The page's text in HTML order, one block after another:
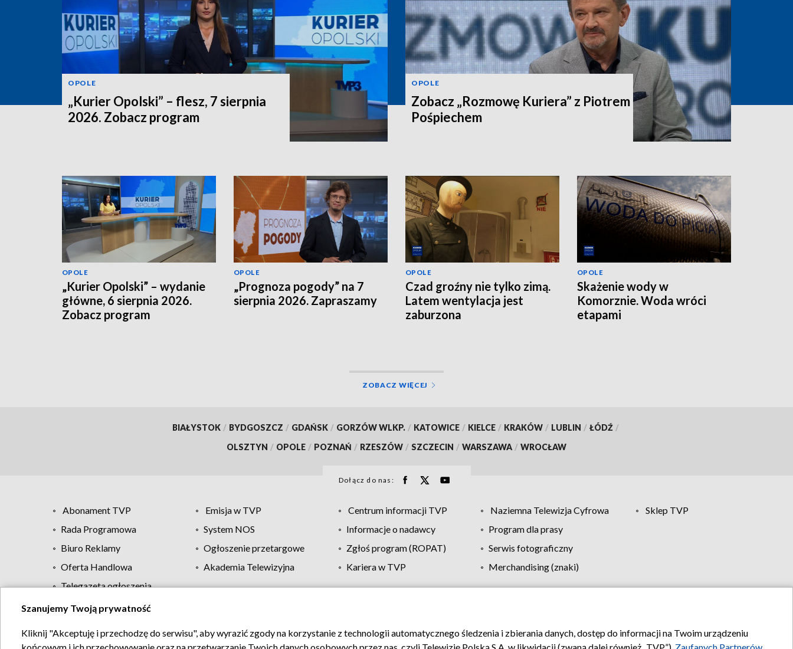
OPOLE
„Kurier Opolski” – flesz, 7 sierpnia
2026. Zobacz program
OPOLE
Zobacz „Rozmowę Kuriera” z Piotrem
Pośpiechem
OPOLE
„Kurier Opolski” – wydanie
główne, 6 sierpnia 2026.
Zobacz program
OPOLE
„Prognoza pogody” na 7
sierpnia 2026. Zapraszamy
OPOLE
Czad groźny nie tylko zimą.
Latem wentylacja jest
zaburzona
OPOLE
Skażenie wody w
Komorznie. Woda wróci
etapami
ZOBACZ WIĘCEJ
BIAŁYSTOK / BYDGOSZCZ / GDAŃSK / GORZÓW WLKP. / KATOWICE / KIELCE / KRAKÓW / LUBLIN / ŁÓDŹ /
OLSZTYN / OPOLE / POZNAŃ / RZESZÓW / SZCZECIN / WARSZAWA / WROCŁAW
Dołącz do nas:
Abonament TVP Emisja w TVP Centrum informacji TVP Naziemna Telewizja Cyfrowa
Sklep TVP
Rada Programowa
System NOS Informacje o nadawcy
Program dla prasy
Biuro Reklamy
Ogłoszenie przetargowe Zgłoś program (ROPAT)
Serwis fotograficzny
Oferta Handlowa
Akademia Telewizyjna Kariera w TVP
Merchandising (znaki)
Telegazeta ogłoszenia
Regulamin TVP Polityka prywatności Moje zgody Pomoc Biuro reklamy Kontakt
Szanujemy Twoją prywatność
Kliknij "Akceptuję i przechodzę do serwisu", aby wyrazić zgody na korzystanie z technologii automatycznego śledzenia i zbierania danych, dostęp do informacji na Twoim urządzeniu